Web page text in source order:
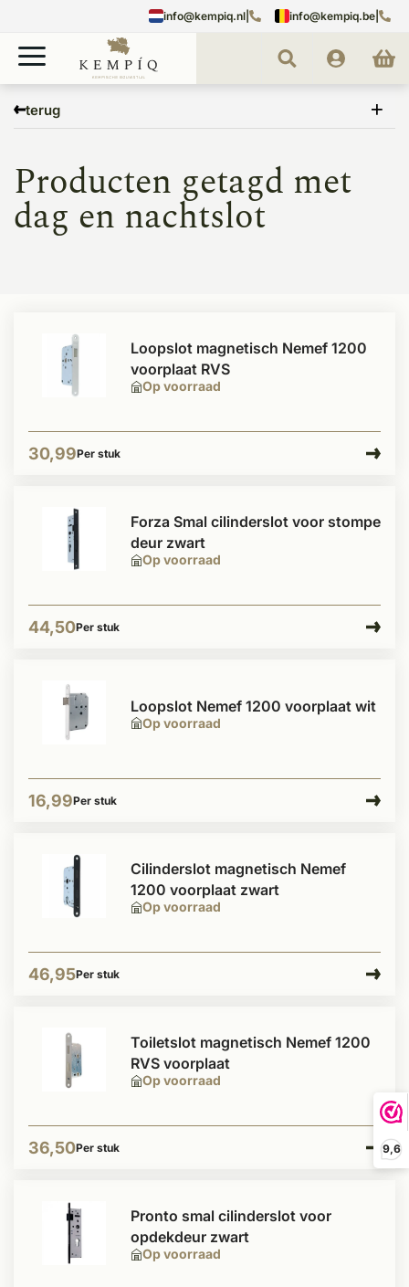
9,6
info@kempiq.nl info@kempiq.be
terug
dag en nachtslot
Producten getagd met
dag en nachtslot
Op voorraad
Loopslot magnetisch Nemef 1200
voorplaat RVS
30,99Per stuk
Op voorraad
Forza Smal cilinderslot voor stompe
deur zwart
44,50Per stuk
Op voorraad
Loopslot Nemef 1200 voorplaat wit
16,99Per stuk
Op voorraad
Cilinderslot magnetisch Nemef
1200 voorplaat zwart
46,95Per stuk
Op voorraad
Toiletslot magnetisch Nemef 1200
RVS voorplaat
36,50Per stuk
Op voorraad
Pronto smal cilinderslot voor
opdekdeur zwart